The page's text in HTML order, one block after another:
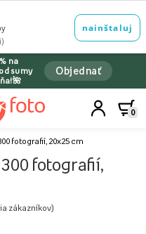
na
sumy
Objednať
0
fotografií, 20x25 cm
fotografií,
zákazníkov)